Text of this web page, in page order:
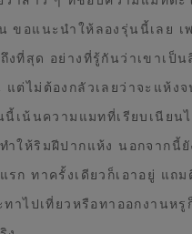
ขอแนะนำให้ลองรุ่นนี้เลย เ
งที่สุด อย่างที่รู้กันว่าเขาเป็น
ต่ไม่ต้องกลัวเลยว่าจะแห้งจ
นี้เน้นความแมทที่เรียบเนียน
ำให้ริมฝีปากแห้ง นอกจากนี้ยั
รก ทาครั้งเดียวก็เอาอยู่ แถ
าไปเที่ยวหรือทาออกงานหรู